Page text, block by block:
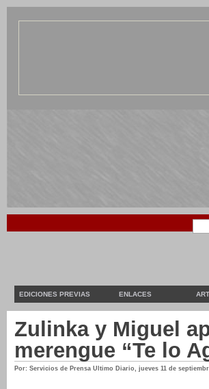
EDICIONES PREVIAS ENLACES
Zulinka y Miguel
merengue “Te lo
Por: Servicios de Prensa Ultimo Diario, jueves 11 de